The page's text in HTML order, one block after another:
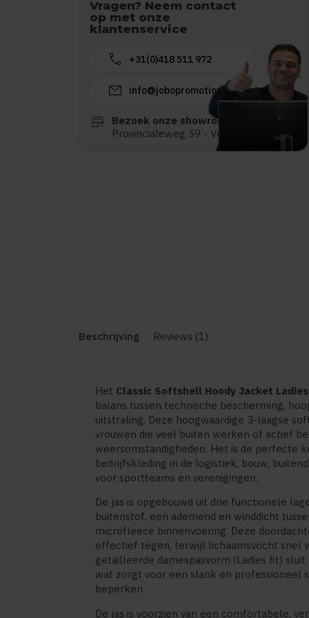
Vragen? Neem contact
op met onze
klantenservice
call +31(0)418 511 972
mail info@jobopromotions.nl
store
Bezoek onze showroom:
Provincialeweg 59 - Velddriel
Beschrijving Reviews (1)
Het Classic Softshell Hoody Jacket
balans tussen technische bescherming,
uitstraling. Deze hoogwaardige 3-laagse
vrouwen die veel buiten werken of actief
weersomstandigheden. Het is de perfecte
bedrijfskleding in de logistiek, bouw,
voor sportteams en verenigingen.
De jas is opgebouwd uit drie functionele
buitenstof, een ademend en winddicht
microfleece binnenvoering. Deze
effectief tegen, terwijl lichaamsvocht snel
getailleerde damespasvorm (Ladies fit)
wat zorgt voor een slank en professioneel
beperken.
De jas is voorzien van een comfortabele,